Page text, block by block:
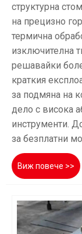
структурна
на прецизно
термична
изключителна
решавайки
краткия
за подмяна на
дело с висока
инструменти.
за безплатни
Виж повече >>